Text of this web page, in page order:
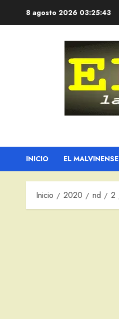
8 agosto 2026 03:25:44
INICIO EL MALVINENSE
Inicio 2020 nd 2